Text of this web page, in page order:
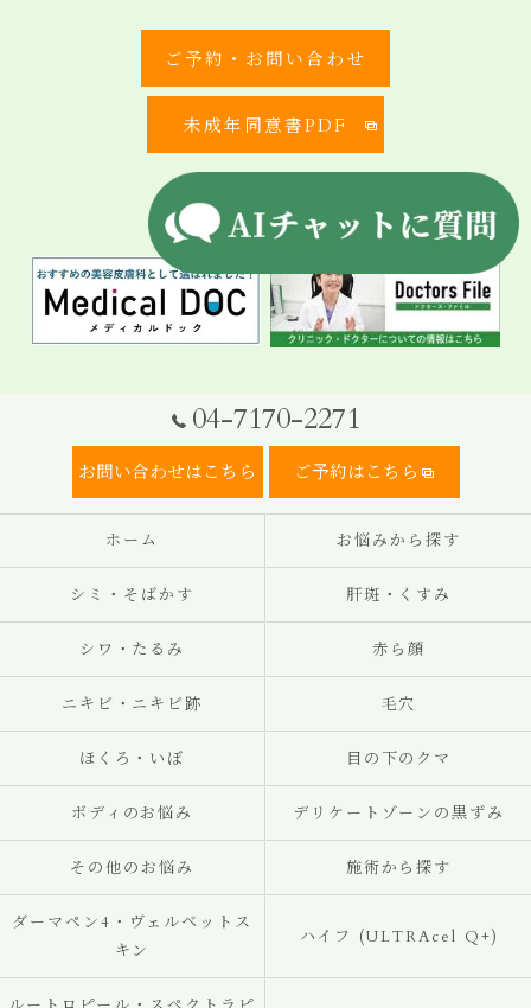
ご予約・お問い合わせ
未成年同意書PDF
04-7170-2271
お問い合わせはこちら ご予約はこちら
ホーム お悩みから探す
シミ・そばかす 肝斑・くすみ
シワ・たるみ 赤ら顔
ニキビ・ニキビ跡 毛穴
ほくろ・いぼ 目の下のクマ
ボディのお悩み デリケートゾーンの黒ずみ
その他のお悩み 施術から探す
ダーマペン4・ヴェルベットス
キン
ハイフ (ULTRAcel Q+)